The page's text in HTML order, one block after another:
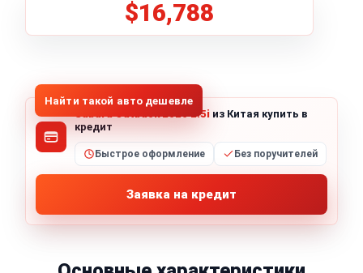
$16,788
Найти такой авто дешевле
Subaru Outback 2020 2.5i из Китая купить в
кредит
Быстрое оформление Без поручителей
Заявка на кредит